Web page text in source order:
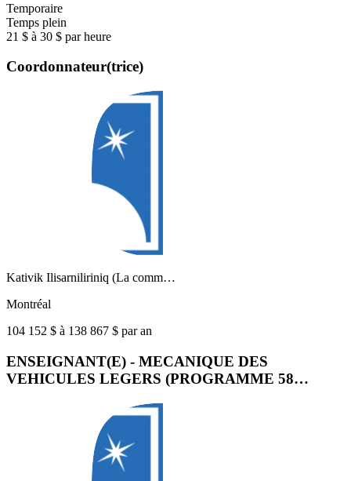
Temporaire
Temps plein
21 $ à 30 $ par heure
Coordonnateur(trice)
Kativik Ilisarniliriniq (La comm…
Montréal
104 152 $ à 138 867 $ par an
ENSEIGNANT(E) - MECANIQUE DES
VEHICULES LEGERS (PROGRAMME 58…